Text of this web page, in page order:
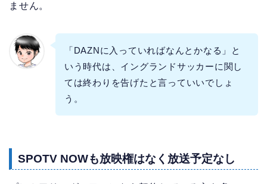
ません。
「DAZNに入っていればなんとかなる」と
いう時代は、イングランドサッカーに関し
ては終わりを告げたと言っていいでしょ
う。
SPOTV NOWも放映権はなく放送予定なし